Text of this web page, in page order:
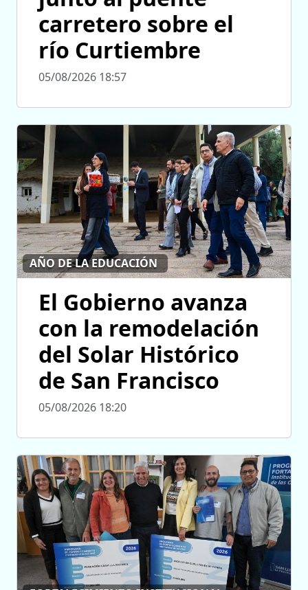
carretero sobre el
río Curtiembre
05/08/2026 18:57
AÑO DE LA EDUCACIÓN
El Gobierno avanza
con la remodelación
del Solar Histórico
de San Francisco
05/08/2026 18:20